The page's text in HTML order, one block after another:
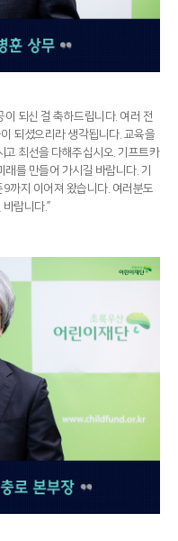
되신 걸 축하드립니다. 여러 전
되셨으리라 생각됩니다. 교육을
고 최선을 다해주십시오. 기프트카
를 만들어 가시길 바랍니다. 기
까지 이어져 왔습니다. 여러분도
랍니다.”